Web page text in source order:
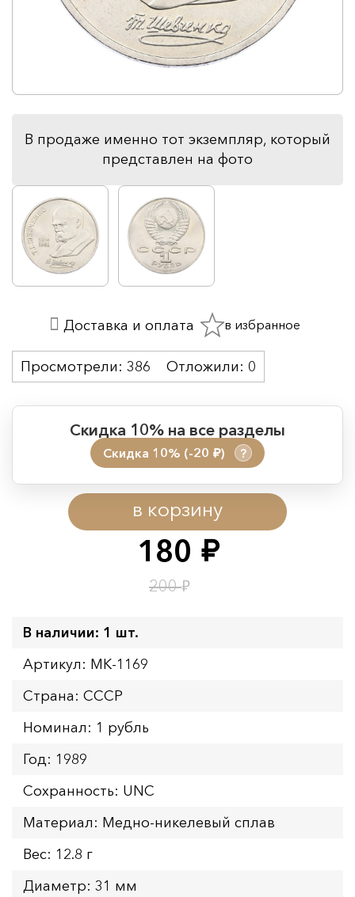
В продаже именно тот экземпляр, который
представлен на фото
180 руб.
200₽
в корзину
Скидка 10% на все разделы
Скидка 10% (-20 руб.) ?
Период действия акции:
Начало:
08.08.2026 00:01
Окончание:
09.08.2026 23:59
Время до окончания:
Просмотрели: 386 Отложили: 0
Доставка и оплата в избранное
В наличии: 1 шт.
Артикул: MK-1169
Страна: СССР
Номинал: 1 рубль
Год: 1989
Сохранность: UNC
Материал: Медно-никелевый сплав
Вес: 12.8 г
Диаметр: 31 мм